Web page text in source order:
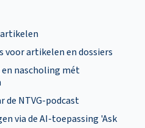
voor artikelen en dossiers
nascholing mét
de NTVG-podcast
via de AI-toepassing 'Ask